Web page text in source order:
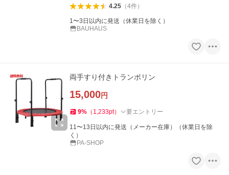
4.25（4件）
1〜3日以内に発送（休業日を除く）
BAUHAUS
両手すり付きトランポリン
15,000円
9% （ 1,233pt） 要エントリー
11〜13日以内に発送（メーカー在庫）（休業日を除
く）
PA-SHOP